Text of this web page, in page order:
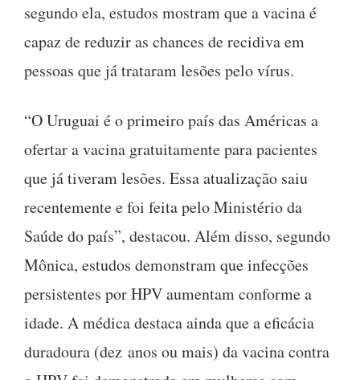
segundo ela, estudos mostram que a vacina é
capaz de reduzir as chances de recidiva em
pessoas que já trataram lesões pelo vírus.
“O Uruguai é o primeiro país das Américas a
ofertar a vacina gratuitamente para pacientes
que já tiveram lesões. Essa atualização saiu
recentemente e foi feita pelo Ministério da
Saúde do país”, destacou. Além disso, segundo
Mônica, estudos demonstram que infecções
persistentes por HPV aumentam conforme a
idade. A médica destaca ainda que a eficácia
duradoura (dez anos ou mais) da vacina contra